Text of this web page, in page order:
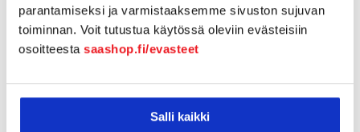
parantamiseksi ja varmistaaksemme sivuston sujuvan
toiminnan. Voit tutustua käytössä oleviin evästeisiin
osoitteesta saashop.fi/evasteet
Salli kaikki
FacebookTwitterLinkedInWhatsApp
Email
Related Posts